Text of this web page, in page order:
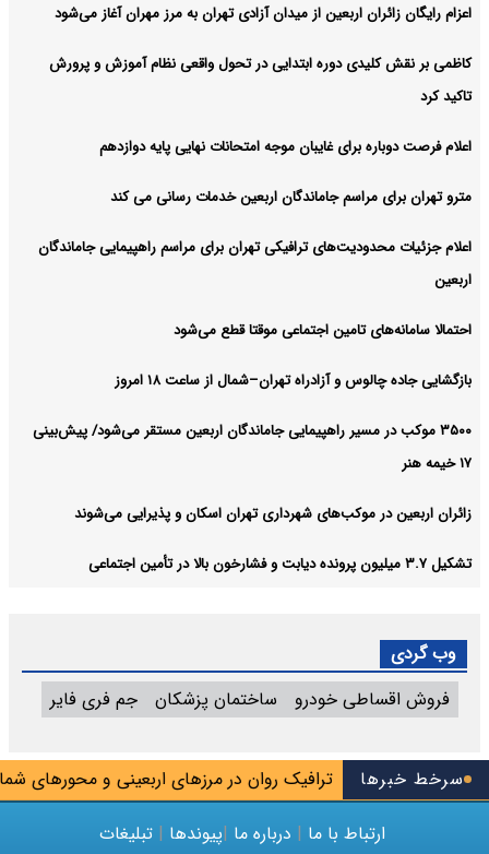
سرخط خبرها ترافیک روان در مرزهای اربعینی و محورهای شمالی باز شد
اعزام رایگان زائران اربعین از میدان آزادی تهران به مرز مهران آغاز می‌شود
کاظمی بر نقش کلیدی دوره ابتدایی در تحول واقعی نظام آموزش و پرورش
تاکید کرد
اعلام فرصت دوباره برای غایبان موجه امتحانات نهایی پایه دوازدهم
مترو تهران برای مراسم جاماندگان اربعین خدمات رسانی می کند
اعلام جزئیات محدودیت‌های ترافیکی تهران برای مراسم راهپیمایی جاماندگان
اربعین
احتمالا سامانه‌های تامین اجتماعی موقتا قطع می‌شود
بازگشایی جاده چالوس و آزادراه تهران–شمال از ساعت ۱۸ امروز
۳۵۰۰ موکب در مسیر راهپیمایی جاماندگان اربعین مستقر می‌شود/ پیش‌بینی
۱۷ خیمه هنر
زائران اربعین در موکب‌های شهرداری تهران اسکان و پذیرایی می‌شوند
تشکیل ۳.۷ میلیون پرونده دیابت و فشارخون بالا در تأمین اجتماعی
وب گردی
فروش اقساطی خودرو
ساختمان پزشکان جم فری فایر
ارتباط با ما | درباره ما |پیوندها | تبلیغات